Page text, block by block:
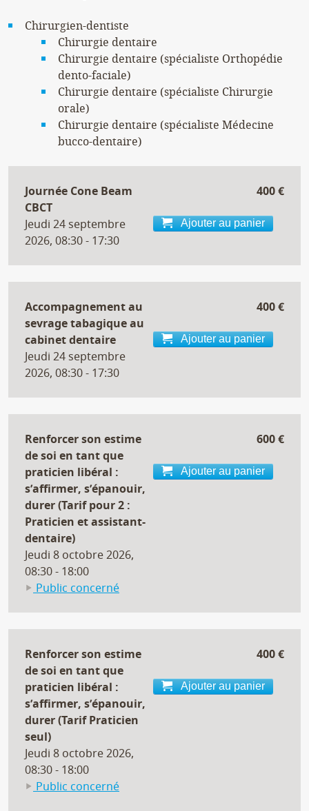
Chirurgien-dentiste
Chirurgie dentaire
Chirurgie dentaire (spécialiste Orthopédie
dento-faciale)
Chirurgie dentaire (spécialiste Chirurgie
orale)
Chirurgie dentaire (spécialiste Médecine
bucco-dentaire)
Journée Cone Beam
CBCT
Jeudi 24 septembre
2026, 08:30 - 17:30
400 €
Ajouter au panier
Accompagnement au
sevrage tabagique au
cabinet dentaire
Jeudi 24 septembre
2026, 08:30 - 17:30
400 €
Ajouter au panier
Renforcer son estime
de soi en tant que
praticien libéral :
s’affirmer, s’épanouir,
durer (Tarif pour 2 :
Praticien et assistant-
dentaire)
Jeudi 8 octobre 2026,
08:30 - 18:00
Public concerné
Chirurgie
dentaire
(spécialiste
Orthopédie
dento-faciale)
dentaire
(spécialiste
Chirurgie
600 €
Ajouter au panier
Renforcer son estime
de soi en tant que
praticien libéral :
s’affirmer, s’épanouir,
durer (Tarif Praticien
seul)
Jeudi 8 octobre 2026,
08:30 - 18:00
Public concerné
400 €
Ajouter au panier